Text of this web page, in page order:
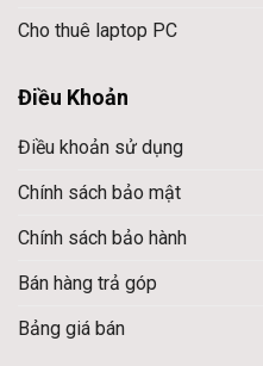
Cho thuê laptop PC
Điều Khoản
Điều khoản sử dụng
Chính sách bảo mật
Chính sách bảo hành
Bán hàng trả góp
Bảng giá bán